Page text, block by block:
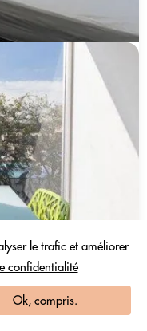
le trafic et améliorer
confidentialité
Ok, compris.